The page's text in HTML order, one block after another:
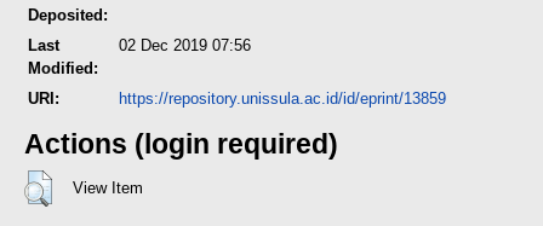
Deposited:
Last
Modified:
02 Dec 2019 07:56
URI: https://repository.unissula.ac.id/id/eprint/13859
Actions (login required)
View Item